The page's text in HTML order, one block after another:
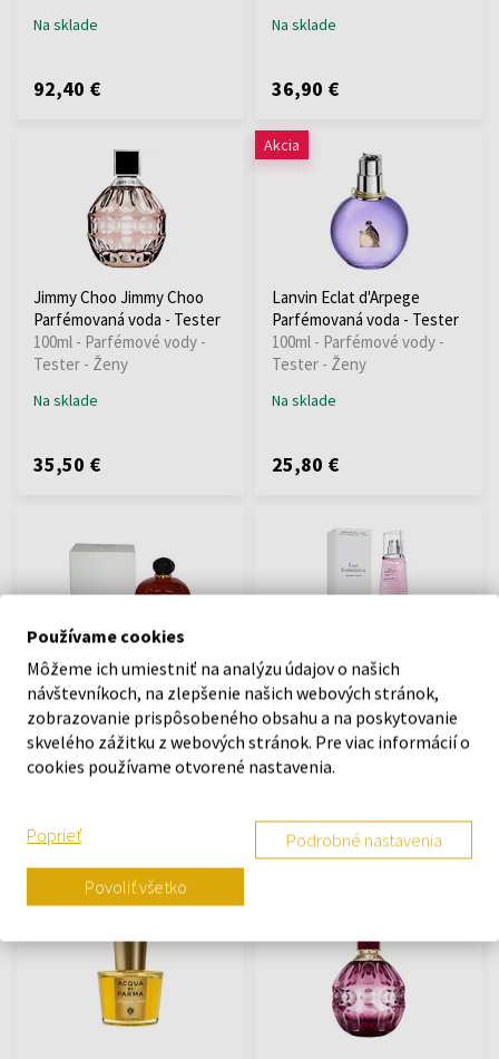
Na sklade
92,40 €
Na sklade
36,90 €
Jimmy Choo Jimmy Choo
Parfémovaná voda - Tester
100ml - Parfémové vody -
Tester - Ženy
Na sklade
35,50 €
Akcia
Lanvin Eclat d'Arpege
Parfémovaná voda - Tester
100ml - Parfémové vody -
Tester - Ženy
Na sklade
25,80 €
Christian Dior Hypnotic
Poison Toaletná voda -
Tester
Od 20ml - do 100ml
od39,98 €do94,71 €
Givenchy Live Irresistible
Blossom Crush Toaletná
voda - Tester
75ml - Toaletné vody -
Tester - Ženy
52,40 €
Používame cookies
Môžeme ich umiestniť na analýzu údajov o našich
návštevníkoch, na zlepšenie našich webových stránok,
zobrazovanie prispôsobeného obsahu a na poskytovanie
skvelého zážitku z webových stránok. Pre viac informácií o
cookies používame otvorené nastavenia.
Poprieť Podrobné nastavenia
Povoliť všetko